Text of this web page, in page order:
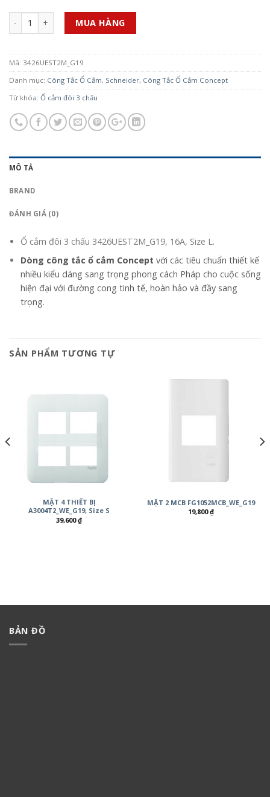
Số lượng MUA HÀNG
Mã: 3426UEST2M_G19
Danh mục: Công Tắc Ổ Cắm, Schneider, Công Tắc Ổ Cắm Concept
Từ khóa: Ổ cắm đôi 3 chấu
MÔ TẢ
BRAND
ĐÁNH GIÁ (0)
Ổ cắm đôi 3 chấu 3426UEST2M_G19, 16A, Size L.
Dòng công tắc ổ cắm Concept với các tiêu chuẩn thiết kế
nhiều kiểu dáng sang trọng phong cách Pháp cho cuộc sống
hiện đại với đường cong tinh tế, hoàn hảo và đầy sang
trọng.
SẢN PHẨM TƯƠNG TỰ
MẶT 4 THIẾT BỊ
A3004T2_WE_G19, Size S
39,600₫
MẶT 2 MCB FG1052MCB_WE_G19
19,800₫
BẢN ĐỒ